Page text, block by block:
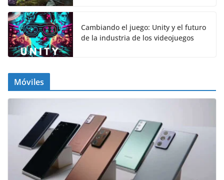
Cambiando el juego: Unity y el futuro
de la industria de los videojuegos
Móviles